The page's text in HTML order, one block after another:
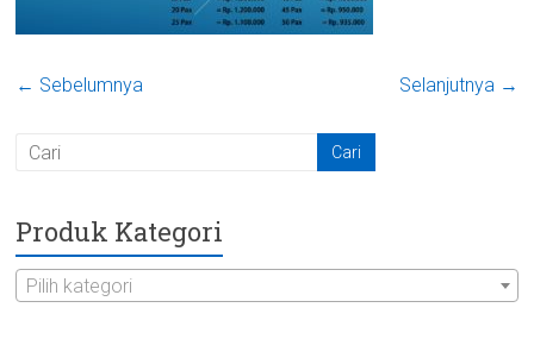
← Sebelumnya Selanjutnya →
Produk Kategori
Pilih kategori